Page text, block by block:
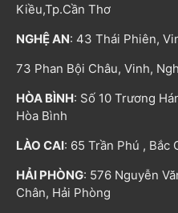
Kiều,Tp.Cần Thơ
NGHỆ AN: 43 Thái Phiên,
73 Phan Bội Châu, Vinh,
HÒA BÌNH: Số 10 Trương
Hòa Bình
LÀO CAI: 65 Trần Phú , Bắc
HẢI PHÒNG: 576 Nguyễn
Chân, Hải Phòng